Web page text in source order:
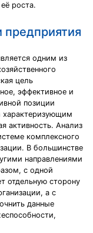
роста.
предприятия
одним из
цель
эффективное и
позиции
характеризующим
активность. Анализ
комплексного
В большинстве
направлениями
с одной
отдельную сторону
а с
данные